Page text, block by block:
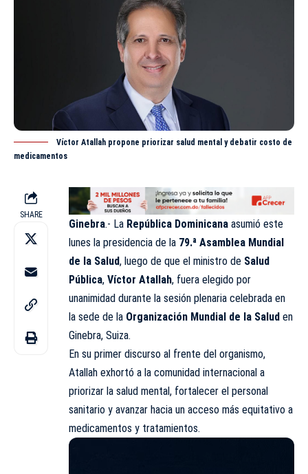
Víctor Atallah propone priorizar salud mental y debatir costo de
medicamentos
SHARE
Ginebra.- La República Dominicana asumió este
lunes la presidencia de la 79.ª Asamblea Mundial
de la Salud, luego de que el ministro de Salud
Pública, Víctor Atallah, fuera elegido por
unanimidad durante la sesión plenaria celebrada en
la sede de la Organización Mundial de la Salud en
Ginebra, Suiza.
En su primer discurso al frente del organismo,
Atallah exhortó a la comunidad internacional a
priorizar la salud mental, fortalecer el personal
sanitario y avanzar hacia un acceso más equitativo a
medicamentos y tratamientos.